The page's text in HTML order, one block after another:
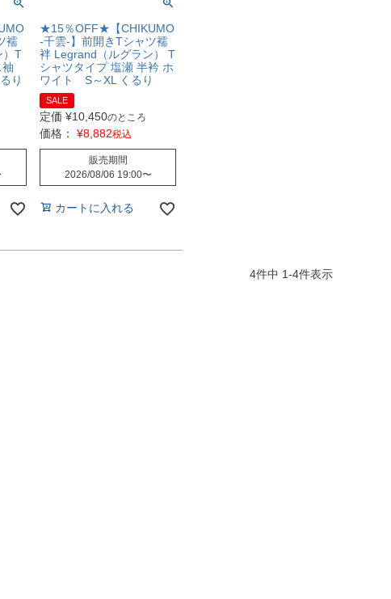
襦
）T
袖
り
★15％OFF★【CHIKUMO
-千雲-】前開きTシャツ襦
袢 Legrand（ルグラン） T
シャツタイプ 塩瀬 半衿 ホ
ワイト S～XL くるり
SALE
定価 ¥10,450のところ
価格： ¥8,882税込
販売期間
2026/08/06 19:00〜
カートに入れる
4件中 1-4件表示